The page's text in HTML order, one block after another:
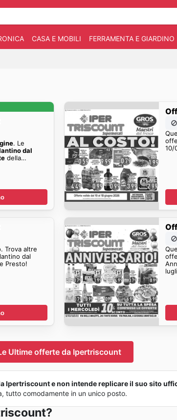
CASA E MOBILI FERRAMENTA E GIARDINO
. Le
dal
della
10/
Trova altre
dal
Presto!
Ultime offerte da Ipertriscount
Ipertriscount e non intende replicare il suo sito
tutto comodamente in un unico posto.